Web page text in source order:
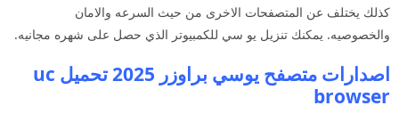
كذلك يختلف عن المتصفحات الاخرى من حيث السرعه والامان
والخصوصيه. يمكنك تنزيل يو سي للكمبيوتر الذي حصل على شهره مجانيه.
اصدارات متصفح يوسي براوزر 2025 تحميل uc
browser